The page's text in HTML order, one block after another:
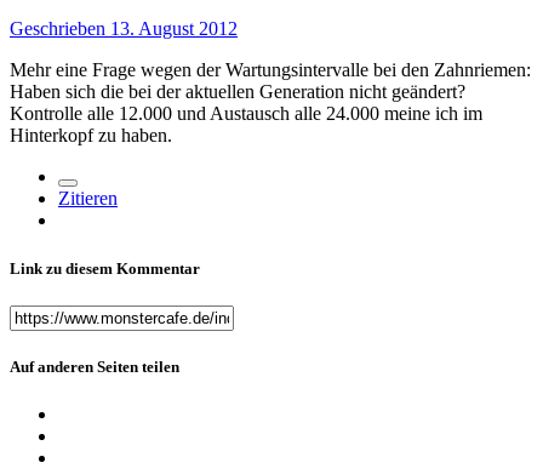
Geschrieben 13. August 2012
Mehr eine Frage wegen der Wartungsintervalle bei den Zahnriemen:
Haben sich die bei der aktuellen Generation nicht geändert?
Kontrolle alle 12.000 und Austausch alle 24.000 meine ich im
Hinterkopf zu haben.
Zitieren
Link zu diesem Kommentar
Auf anderen Seiten teilen